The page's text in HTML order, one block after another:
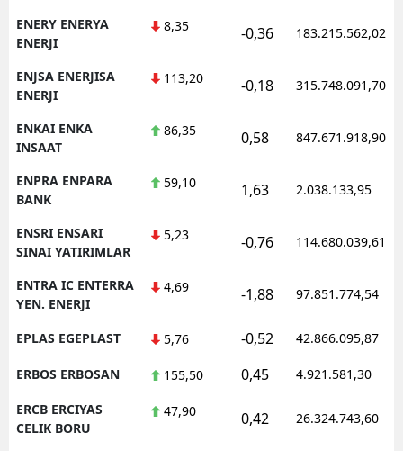
ENERY ENERYA
ENERJI
8,35 -0,36 183.215.562,02
ENJSA ENERJISA
ENERJI
113,20 -0,18 315.748.091,70
ENKAI ENKA
INSAAT
86,35 0,58 847.671.918,90
ENPRA ENPARA
BANK
59,10 1,63 2.038.133,95
ENSRI ENSARI
SINAI YATIRIMLAR
5,23 -0,76 114.680.039,61
ENTRA IC ENTERRA
YEN. ENERJI
4,69 -1,88 97.851.774,54
EPLAS EGEPLAST 5,76 -0,52 42.866.095,87
ERBOS ERBOSAN 155,50 0,45 4.921.581,30
ERCB ERCIYAS
CELIK BORU
47,90 0,42 26.324.743,60